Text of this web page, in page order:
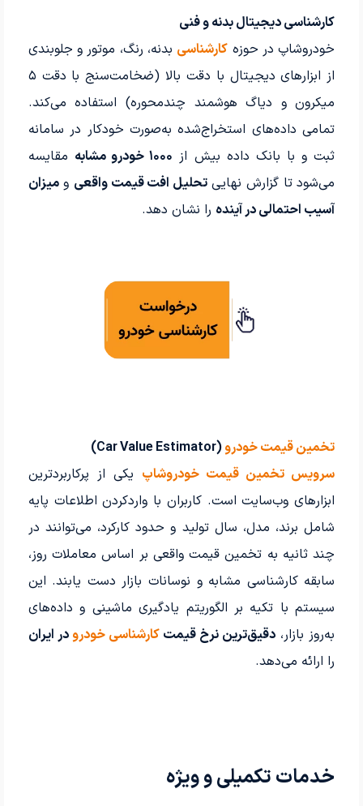
کارشناسی دیجیتال بدنه و فنی
خودروشاپ در حوزه کارشناسی بدنه، رنگ، موتور و جلوبندی
از ابزارهای دیجیتال با دقت بالا (ضخامت‌سنج با دقت ۵
میکرون و دیاگ هوشمند چندمحوره) استفاده می‌کند.
تمامی داده‌های استخراج‌شده به‌صورت خودکار در سامانه
ثبت و با بانک داده بیش از ۱۰۰۰ خودرو مشابه
مقایسه
می‌شود تا گزارش نهاییتحلیل افت قیمت واقعی ومیزان
آسیب احتمالی در آینده را نشان دهد.
تخمین قیمت خودرو(Car Value Estimator)
سرویس تخمین قیمت خودروشاپ یکی از پرکاربردترین
ابزارهای وب‌سایت است. کاربران با واردکردن اطلاعات پایه
شامل برند، مدل، سال تولید و حدود کارکرد، می‌توانند در
چند ثانیه به تخمین قیمت واقعی بر اساس معاملات روز،
سابقه کارشناسی مشابه و نوسانات بازار دست یابند. این
سیستم با تکیه بر الگوریتم یادگیری ماشینی و داده‌های
به‌روز بازار، دقیق‌ترین نرخ قیمتکارشناسی خودرودر ایران
را ارائه می‌دهد.
خدمات تکمیلی و ویژه